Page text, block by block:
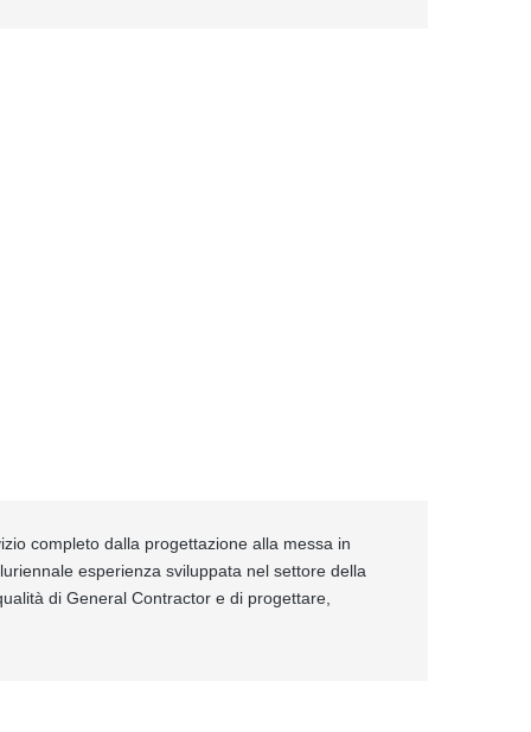
completo dalla progettazione alla messa in
esperienza sviluppata nel settore della
di General Contractor e di progettare,